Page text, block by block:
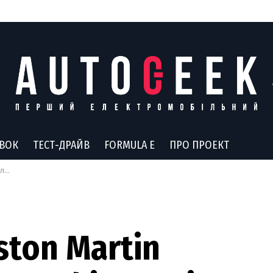
ТЕСТ-ДРАЙВ FORMULA E ПРО ПРОЕКТ
Martin